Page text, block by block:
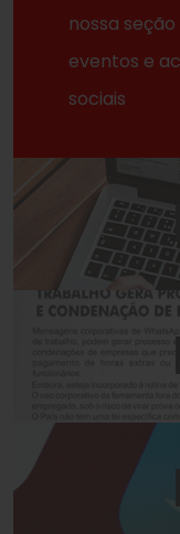
nossa
eventos e
sociais